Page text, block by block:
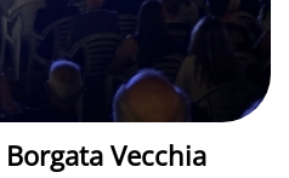
Vecchia